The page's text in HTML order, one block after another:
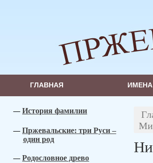
ГЛАВНАЯ ИМЕНА
История фамилии
Пржевальские: три Руси –
один род
Родословное древо